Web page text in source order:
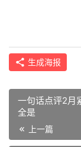
生成海报
一句话点评2月
全是
上一篇